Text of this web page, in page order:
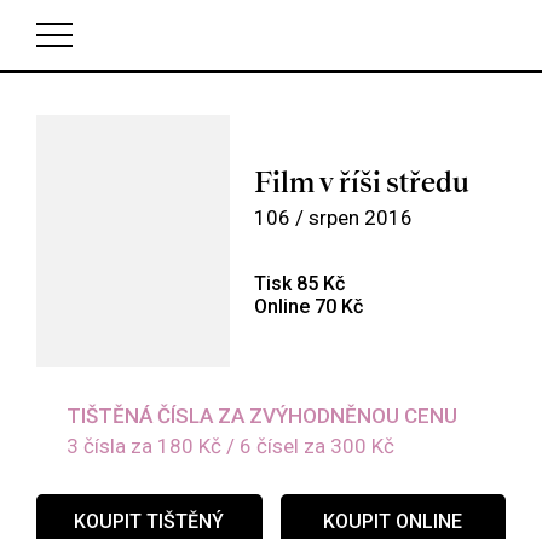
Film v říši středu
106 / srpen 2016
Tisk 85 Kč
Online 70 Kč
TIŠTĚNÁ ČÍSLA ZA ZVÝHODNĚNOU CENU
3 čísla za 180 Kč / 6 čísel za 300 Kč
KOUPIT TIŠTĚNÝ KOUPIT ONLINE